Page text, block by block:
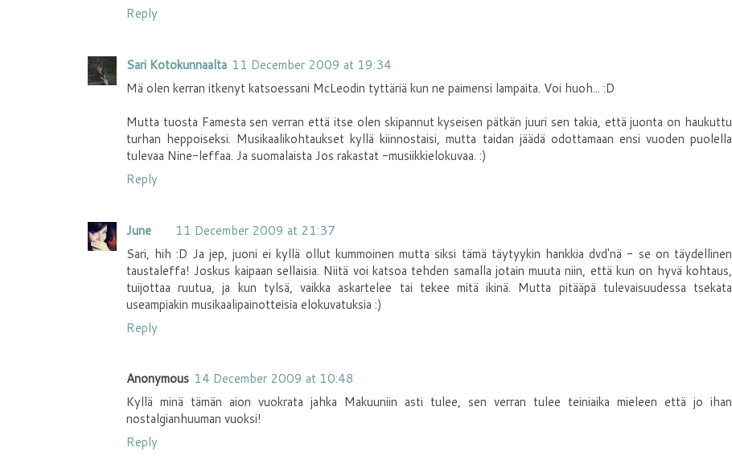
Reply
Sari Kotokunnaalta 11 December 2009 at 19:34
Mä olen kerran itkenyt katsoessani McLeodin tyttäriä kun ne paimensi lampaita. Voi huoh... :D
Mutta tuosta Famesta sen verran että itse olen skipannut kyseisen pätkän juuri sen takia, että juonta on haukuttu
turhan heppoiseksi. Musikaalikohtaukset kyllä kiinnostaisi, mutta taidan jäädä odottamaan ensi vuoden puolella
tulevaa Nine-leffaa. Ja suomalaista Jos rakastat -musiikkielokuvaa. :)
Reply
June
11 December 2009 at 21:37
Sari, hih :D Ja jep, juoni ei kyllä ollut kummoinen mutta siksi tämä täytyykin hankkia dvd'nä - se on täydellinen
taustaleffa! Joskus kaipaan sellaisia. Niitä voi katsoa tehden samalla jotain muuta niin, että kun on hyvä kohtaus,
tuijottaa ruutua, ja kun tylsä, vaikka askartelee tai tekee mitä ikinä. Mutta pitääpä tulevaisuudessa tsekata
useampiakin musikaalipainotteisia elokuvatuksia :)
Reply
Anonymous 14 December 2009 at 10:48
Kyllä minä tämän aion vuokrata jahka Makuuniin asti tulee, sen verran tulee teiniaika mieleen että jo ihan
nostalgianhuuman vuoksi!
Reply